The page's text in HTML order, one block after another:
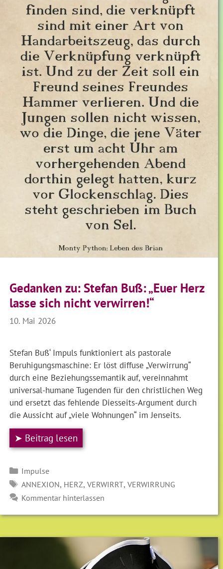
Gedanken zu: Stefan Buß: „Euer Herz
lasse sich nicht verwirren!“
10. Mai 2026
Stefan Buß‘ Impuls funktioniert als pastorale
Beruhigungsmaschine: Er löst diffuse „Verwirrung“
durch eine Beziehungssemantik auf, vereinnahmt
universal-humane Tugenden für den christlichen Weg
und ersetzt das fehlende Diesseits-Argument durch
die Aussicht auf „viele Wohnungen“ im Jenseits.
➤ Beitrag lesen
Kategorien
Impulse
SCHLAGWÖRTER
ANNEXION, HERZ, VERWIRRT, VERWIRRUNG
Kommentar hinterlassen